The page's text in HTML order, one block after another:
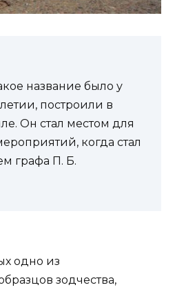
название было у
построили в
Он стал местом для
когда стал
графа П. Б.
одно из
зодчества,